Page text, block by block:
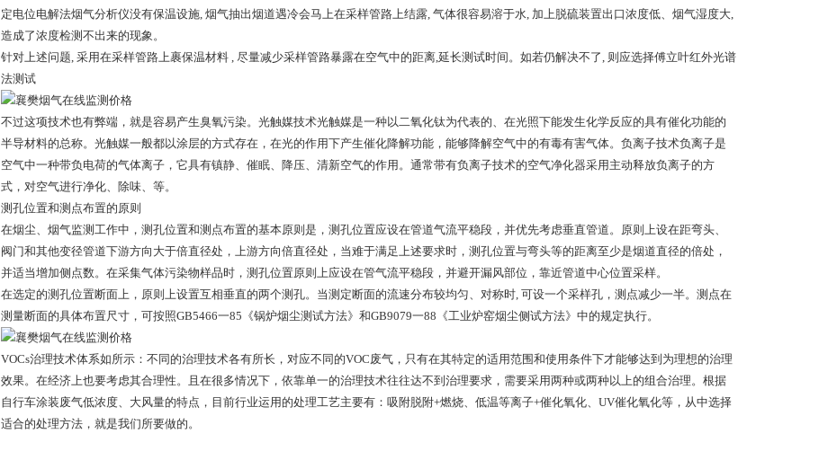
定电位电解法烟气分析仪没有保温设施, 烟气抽出烟道遇冷会马上在采样管路上结露, 气体很容易溶于水, 加上脱硫装置出口浓度低、烟气湿度大,
造成了浓度检测不出来的现象。
针对上述问题, 采用在采样管路上裹保温材料 , 尽量减少采样管路暴露在空气中的距离,延长测试时间。如若仍解决不了, 则应选择傅立叶红外光谱
法测试
不过这项技术也有弊端，就是容易产生臭氧污染。光触媒技术光触媒是一种以二氧化钛为代表的、在光照下能发生化学反应的具有催化功能的
半导材料的总称。光触媒一般都以涂层的方式存在，在光的作用下产生催化降解功能，能够降解空气中的有毒有害气体。负离子技术负离子是
空气中一种带负电荷的气体离子，它具有镇静、催眠、降压、清新空气的作用。通常带有负离子技术的空气净化器采用主动释放负离子的方
式，对空气进行净化、除味、等。
测孔位置和测点布置的原则
在烟尘、烟气监测工作中，测孔位置和测点布置的基本原则是，测孔位置应设在管道气流平稳段，并优先考虑垂直管道。原则上设在距弯头、
阀门和其他变径管道下游方向大于倍直径处，上游方向倍直径处，当难于满足上述要求时，测孔位置与弯头等的距离至少是烟道直径的倍处，
并适当增加侧点数。在采集气体污染物样品时，测孔位置原则上应设在管气流平稳段，并避开漏风部位，靠近管道中心位置采样。
在选定的测孔位置断面上，原则上设置互相垂直的两个测孔。当测定断面的流速分布较均匀、对称时, 可设一个采样孔，测点减少一半。测点在
测量断面的具体布置尺寸，可按照GB5466一85《锅炉烟尘测试方法》和GB9079一88《工业炉窑烟尘侧试方法》中的规定执行。
VOCs治理技术体系如所示：不同的治理技术各有所长，对应不同的VOC废气，只有在其特定的适用范围和使用条件下才能够达到为理想的治理
效果。在经济上也要考虑其合理性。且在很多情况下，依靠单一的治理技术往往达不到治理要求，需要采用两种或两种以上的组合治理。根据
自行车涂装废气低浓度、大风量的特点，目前行业运用的处理工艺主要有：吸附脱附+燃烧、低温等离子+催化氧化、UV催化氧化等，从中选择
适合的处理方法，就是我们所要做的。